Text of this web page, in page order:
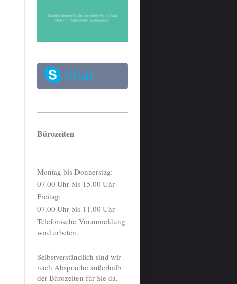
Bürozeiten
Montag bis Donnerstag:
07.00 Uhr bis 15.00 Uhr
Freitag:
07.00 Uhr bis 11.00 Uhr
Telefonische Voranmeldung
wird erbeten.
Selbstverständlich sind wir
nach Absprache außerhalb
der Bürozeiten für Sie da.